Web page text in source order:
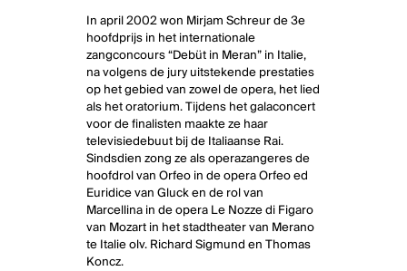
In april 2002 won Mirjam Schreur de 3e
hoofdprijs in het internationale
zangconcours “Debüt in Meran” in Italie,
na volgens de jury uitstekende prestaties
op het gebied van zowel de opera, het lied
als het oratorium. Tijdens het galaconcert
voor de finalisten maakte ze haar
televisiedebuut bij de Italiaanse Rai.
Sindsdien zong ze als operazangeres de
hoofdrol van Orfeo in de opera Orfeo ed
Euridice van Gluck en de rol van
Marcellina in de opera Le Nozze di Figaro
van Mozart in het stadtheater van Merano
te Italie olv. Richard Sigmund en Thomas
Koncz.